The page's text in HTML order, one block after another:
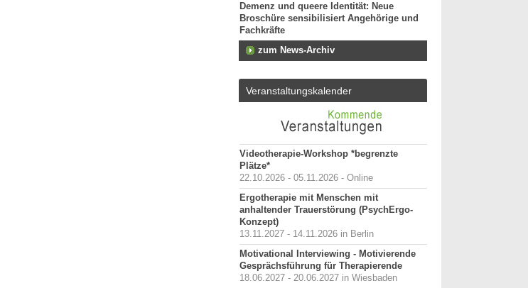
Demenz und queere Identität: Neue
Broschüre sensibilisiert Angehörige und
Fachkräfte
zum News-Archiv
Veranstaltungskalender
Videotherapie-Workshop *begrenzte
Plätze*
22.10.2026 - 05.11.2026 - Online
Ergotherapie mit Menschen mit
anhaltender Trauerstörung (PsychErgo-
Konzept)
13.11.2027 - 14.11.2026 in Berlin
Motivational Interviewing - Motivierende
Gesprächsführung für Therapierende
18.06.2027 - 20.06.2027 in Wiesbaden